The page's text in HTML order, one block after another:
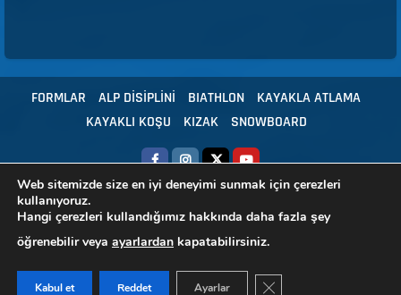
FORMLAR ALP DİSİPLİNİ BIATHLON
KAYAKLA ATLAMA
KAYAKLI KOŞU
KIZAK SNOWBOARD
Copyright © 2024 Tüm hakları Türkiye Kayak Federasyonu'na aittir.
HBS - Yazılım
Web sitemizde size en iyi deneyimi sunmak için çerezleri
kullanıyoruz.
Hangi çerezleri kullandığımız hakkında daha fazla şey
öğrenebilir veya ayarlardan kapatabilirsiniz.
Kabul et Reddet Ayarlar GDPR ÇEREZ